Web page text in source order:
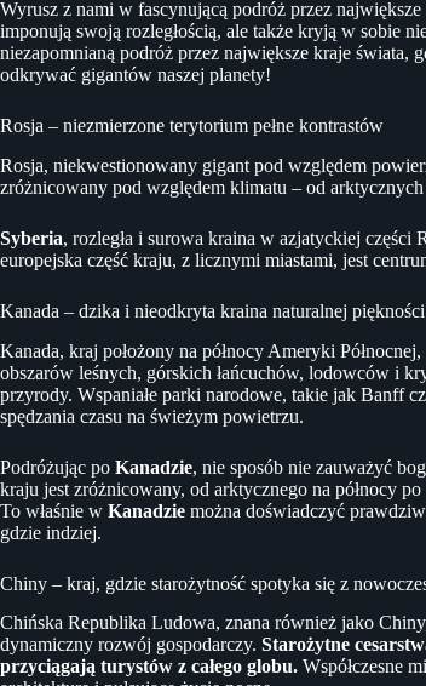
Wyrusz z nami w fascynującą podróż przez
imponują swoją rozległością, ale także kryją w sobie
niezapomnianą podróż przez największe kraje
odkrywać gigantów naszej planety!
Rosja – niezmierzone terytorium pełne kontrastów
Rosja, niekwestionowany gigant pod względem
zróżnicowany pod względem klimatu – od
Syberia, rozległa i surowa kraina w azjatyckiej
europejska część kraju, z licznymi miastami, jest
Kanada – dzika i nieodkryta kraina naturalnej piękności
Kanada, kraj położony na północy Ameryki
obszarów leśnych, górskich łańcuchów, lodowców i
przyrody. Wspaniałe parki narodowe, takie jak Banff
spędzania czasu na świeżym powietrzu.
Podróżując po Kanadzie, nie sposób nie zauważyć
kraju jest zróżnicowany, od arktycznego na północy
To właśnie w Kanadzie można doświadczyć
gdzie indziej.
Chiny – kraj, gdzie starożytność spotyka się z
Chińska Republika Ludowa, znana również jako
dynamiczny rozwój gospodarczy. Starożytne
przyciągają turystów z całego globu. Współczesne